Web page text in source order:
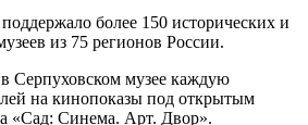
более 150 исторических и
из 75 регионов России.
Серпуховском музее каждую
на кинопоказы под открытым
«Сад: Синема. Арт. Двор».